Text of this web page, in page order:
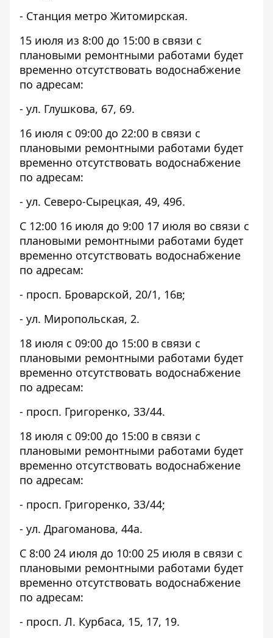
- Станция метро Житомирская.
15 июля из 8:00 до 15:00 в связи с
плановыми ремонтными работами будет
временно отсутствовать водоснабжение
по адресам:
- ул. Глушкова, 67, 69.
16 июля с 09:00 до 22:00 в связи с
плановыми ремонтными работами будет
временно отсутствовать водоснабжение
по адресам:
- ул. Северо-Сырецкая, 49, 49б.
С 12:00 16 июля до 9:00 17 июля во связи с
плановыми ремонтными работами будет
временно отсутствовать водоснабжение
по адресам:
- просп. Броварской, 20/1, 16в;
- ул. Миропольская, 2.
18 июля с 09:00 до 15:00 в связи с
плановыми ремонтными работами будет
временно отсутствовать водоснабжение
по адресам:
- просп. Григоренко, 33/44.
18 июля с 09:00 до 15:00 в связи с
плановыми ремонтными работами будет
временно отсутствовать водоснабжение
по адресам:
- просп. Григоренко, 33/44;
- ул. Драгоманова, 44а.
С 8:00 24 июля до 10:00 25 июля в связи с
плановыми ремонтными работами будет
временно отсутствовать водоснабжение
по адресам:
- просп. Л. Курбаса, 15, 17, 19.